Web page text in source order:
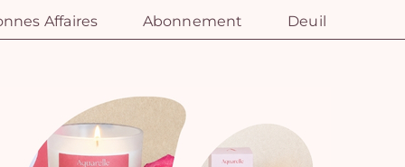
Affaires Abonnement Deuil